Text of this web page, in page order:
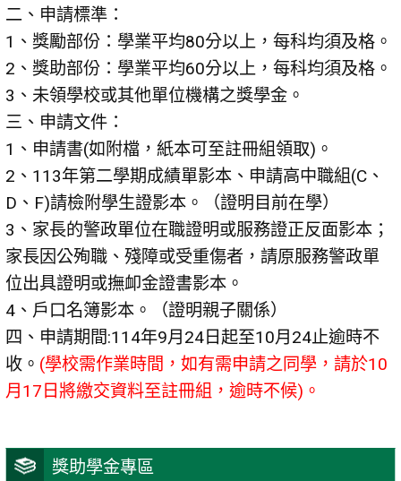
獎助學金專區
二、申請標準：
1、獎勵部份：學業平均80分以上，每科均須及格。
2、獎助部份：學業平均60分以上，每科均須及格。
3、未領學校或其他單位機構之獎學金。
三、申請文件：
1、申請書(如附檔，紙本可至註冊組領取)。
2、113年第二學期成績單影本、申請高中職組(C、
D、F)請檢附學生證影本。（證明目前在學）
3、家長的警政單位在職證明或服務證正反面影本；
家長因公殉職、殘障或受重傷者，請原服務警政單
位出具證明或撫卹金證書影本。
4、戶口名簿影本。（證明親子關係）
四、申請期間:114年9月24日起至10月24止逾時不
收。 (學校需作業時間，如有需申請之同學，請於10
月17日將繳交資料至註冊組，逾時不候)。